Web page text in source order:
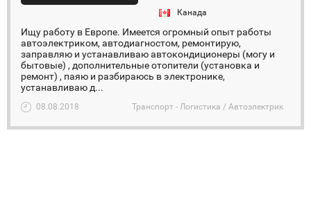
Канада
Ищу работу в Европе. Имеется огромный опыт работы
автоэлектриком, автодиагностом, ремонтирую,
заправляю и устанавливаю автокондиционеры (могу и
бытовые) , дополнительные отопители (установка и
ремонт) , паяю и разбираюсь в электронике,
устанавливаю д...
08.08.2018 Транспорт - Логистика / Автоэлектрик